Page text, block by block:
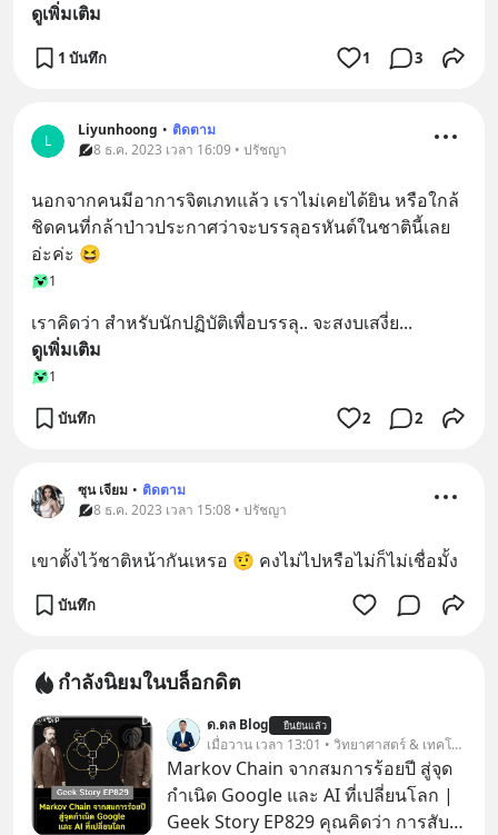
ดูเพิ่มเติม
1 บันทึก 1 3
L
Liyunhoong • ติดตาม
8 ธ.ค. 2023 เวลา 16:09 • ปรัชญา
นอกจากคนมีอาการจิตเภทแล้ว เราไม่เคยได้ยิน หรือใกล้
ชิดคนที่กล้าป่าวประกาศว่าจะบรรลุอรหันต์ในชาตินี้เลย
อ่ะค่ะ 😆
1
เราคิดว่า สำหรับนักปฏิบัติเพื่อบรรลุ.. จะสงบเสงี่ย...
ดูเพิ่มเติม
1
บันทึก 2 2
ซุน เจียม • ติดตาม
8 ธ.ค. 2023 เวลา 15:08 • ปรัชญา
เขาตั้งไว้ชาติหน้ากันเหรอ 🤨 คงไม่ไปหรือไม่ก็ไม่เชื่อมั้ง
บันทึก
กำลังนิยมในบล็อกดิต
ด.ดล Blog ยืนยันแล้ว
เมื่อวาน เวลา 13:01 • วิทยาศาสตร์ & เทคโนโลยี
Markov Chain จากสมการร้อยปี สู่จุด
กำเนิด Google และ AI ที่เปลี่ยนโลก |
Geek Story EP829 คุณคิดว่า การสับ